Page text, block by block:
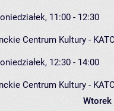
11:00 - 12:30
Centrum Kultury -
12:30 - 14:00
Centrum Kultury -
Wtorek